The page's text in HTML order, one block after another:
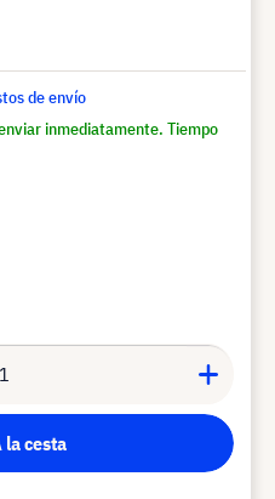
de envío
inmediatamente. Tiempo
la cesta